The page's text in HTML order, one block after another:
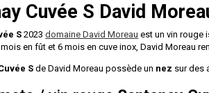
Cuvée S David
S 2023domaine David Moreau est un vin rouge
en fût et 6 mois en cuve inox, David Moreau
S de David Moreau possède un nez sur des